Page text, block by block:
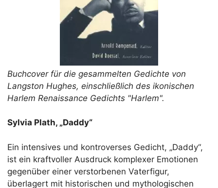
Buchcover für die gesammelten Gedichte von
Langston Hughes, einschließlich des ikonischen
Harlem Renaissance Gedichts "Harlem".
Sylvia Plath, „Daddy“
Ein intensives und kontroverses Gedicht, „Daddy“,
ist ein kraftvoller Ausdruck komplexer Emotionen
gegenüber einer verstorbenen Vaterfigur,
überlagert mit historischen und mythologischen